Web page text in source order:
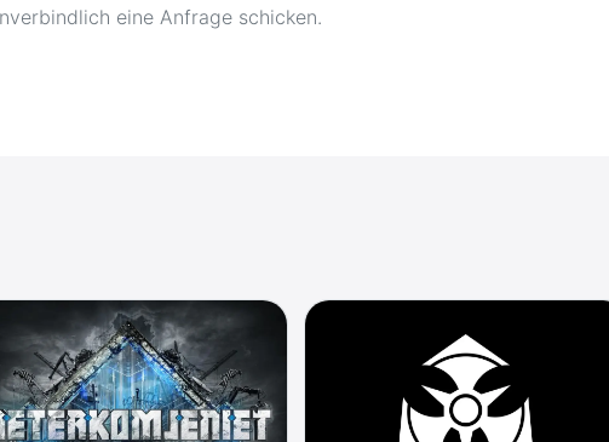
eine Anfrage schicken.